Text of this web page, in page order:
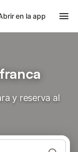
en la app
y reserva al